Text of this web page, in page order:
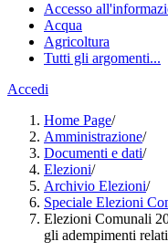
Accesso
Acqua
Agricoltura
Tutti gli argomenti...
Accedi
Home Page/
Amministrazione/
Documenti e dati/
Elezioni/
Archivio Elezioni/
Speciale Elezioni
Elezioni Comunali
gli adempimenti